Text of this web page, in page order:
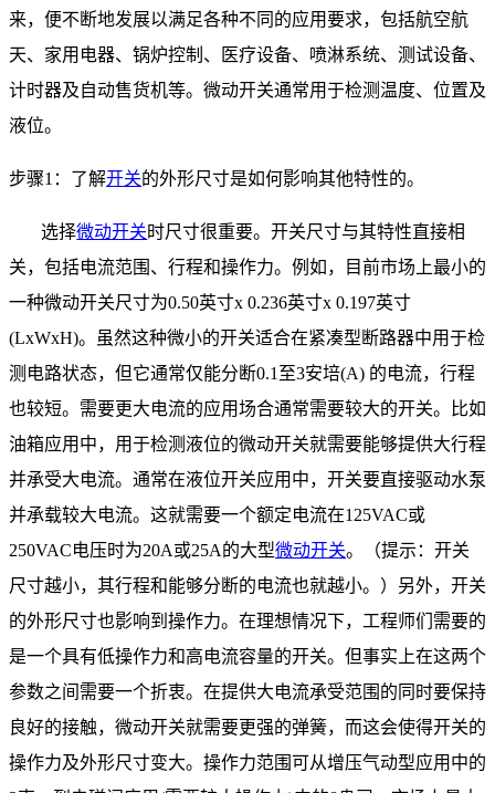
来，便不断地发展以满足各种不同的应用要求，包括航空航
天、家用电器、锅炉控制、医疗设备、喷淋系统、测试设备、
计时器及自动售货机等。微动开关通常用于检测温度、位置及
液位。
步骤1 ：了解开关的外形尺寸是如何影响其他特性的。
选择微动开关时尺寸很重要。开关尺寸与其特性直接相
关，包括电流范围、行程和操作力。例如，目前市场上最小的
一种微动开关尺寸为0.50英寸x 0.236英寸x 0.197英寸
(LxWxH)。虽然这种微小的开关适合在紧凑型断路器中用于检
测电路状态，但它通常仅能分断0.1 至3安培(A) 的电流，行程
也较短。需要更大电流的应用场合通常需要较大的开关。比如
油箱应用中，用于检测液位的微动开关就需要能够提供大行程
并承受大电流。通常在液位开关应用中，开关要直接驱动水泵
并承载较大电流。这就需要一个额定电流在125VAC或
250VAC电压时为20A或25A的大型微动开关。（提示：开关
尺寸越小，其行程和能够分断的电流也就越小。）另外，开关
的外形尺寸也影响到操作力。在理想情况下，工程师们需要的
是一个具有低操作力和高电流容量的开关。但事实上在这两个
参数之间需要一个折衷。在提供大电流承受范围的同时要保持
良好的接触，微动开关就需要更强的弹簧，而这会使得开关的
操作力及外形尺寸变大。操作力范围可从增压气动型应用中的